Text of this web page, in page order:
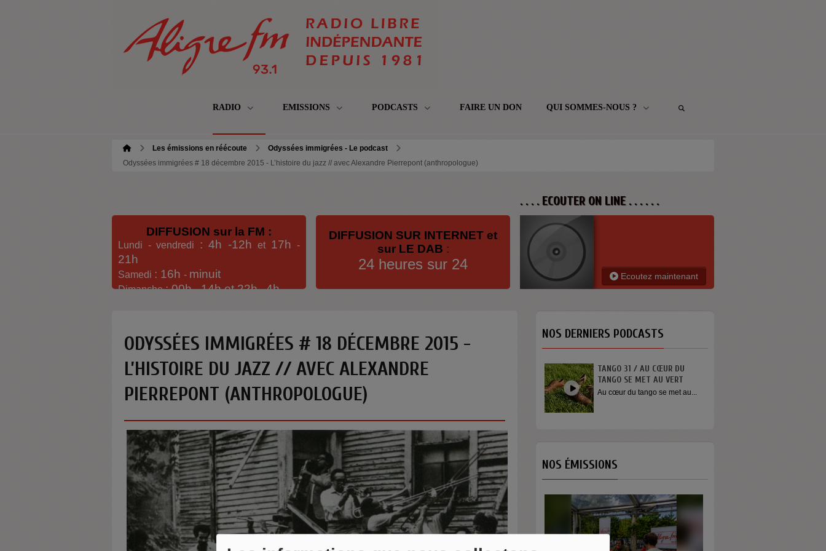
RADIO EMISSIONS PODCASTS FAIRE UN DON QUI SOMMES-NOUS ?
Les émissions en réécoute
Odyssées immigrées - Le podcast
Odyssées immigrées # 18 décembre 2015 - L’histoire du jazz // avec Alexandre Pierrepont (anthropologue)
DIFFUSION sur la FM :
Lundi - vendredi : 4h -12h et 17h -
21h
Samedi : 16h - minuit
Dimanche: 00h -14h et 22h-4h
DIFFUSION SUR INTERNET et
sur LE DAB :
24 heures sur 24
. . . . ECOUTER ON LINE . . . . . .
Ecoutez maintenant
ODYSSÉES IMMIGRÉES # 18 DÉCEMBRE 2015 -
L’HISTOIRE DU JAZZ // AVEC ALEXANDRE
PIERREPONT (ANTHROPOLOGUE)
NOS DERNIERS PODCASTS
TANGO 31 / AU CŒUR DU
TANGO SE MET AU VERT
Au cœur du tango se met au...
NOS ÉMISSIONS